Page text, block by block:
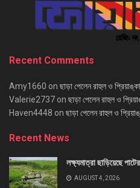
Recent Comments
Amy1660 on ছাড়া পেলেন রাহুল ও
Valerie2737 on ছাড়া পেলেন রাহুল ও
Haven4448 on ছাড়া পেলেন রাহুল ও
Recent News
লক্ষ্যমাত্রা ছাড়িয়েছে
AUGUST 4, 2026